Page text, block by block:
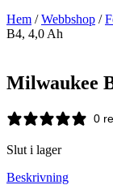
Hem /Webbshop /
B4, 4,0 Ah
Milwaukee
0
Slut i lager
Beskrivning